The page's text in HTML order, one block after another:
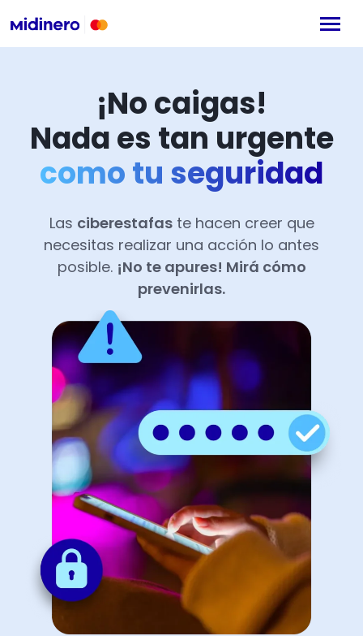
¡No caigas!
Nada es tan urgente
como tu seguridad
Las ciberestafaste hacen creer que
necesitas realizar una acción lo antes
posible. ¡No te apures! Mirá cómo
prevenirlas.